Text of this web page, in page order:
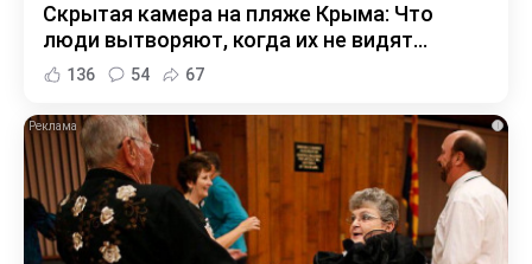
Скрытая камера на пляже Крыма: Что
люди вытворяют, когда их не видят...
136 54 67
i